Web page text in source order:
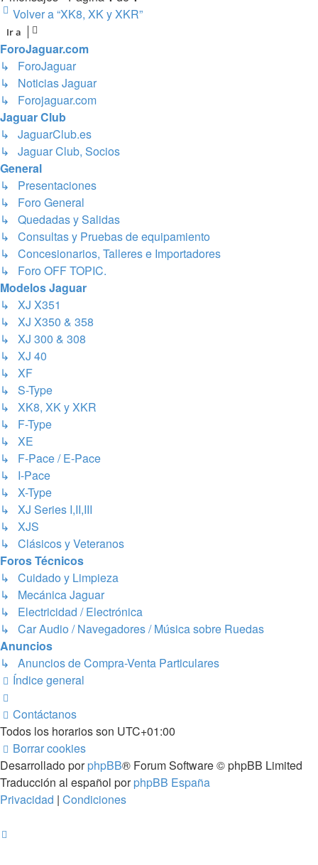
Volver a “XK8, XK y XKR”
Ir a
ForoJaguar.com
↳ ForoJaguar
↳ Noticias Jaguar
↳ Forojaguar.com
Jaguar Club
↳ JaguarClub.es
↳ Jaguar Club, Socios
General
↳ Presentaciones
↳ Foro General
↳ Quedadas y Salidas
↳ Consultas y Pruebas de equipamiento
↳ Concesionarios, Talleres e Importadores
↳ Foro OFF TOPIC.
Modelos Jaguar
↳ XJ X351
↳ XJ X350 & 358
↳ XJ 300 & 308
↳ XJ 40
↳ XF
↳ S-Type
↳ XK8, XK y XKR
↳ F-Type
↳ XE
↳ F-Pace / E-Pace
↳ I-Pace
↳ X-Type
↳ XJ Series I,II,III
↳ XJS
↳ Clásicos y Veteranos
Foros Técnicos
↳ Cuidado y Limpieza
↳ Mecánica Jaguar
↳ Electricidad / Electrónica
↳ Car Audio / Navegadores / Música sobre Ruedas
Anuncios
↳ Anuncios de Compra-Venta Particulares
Índice general
Contáctanos
Todos los horarios son UTC+01:00
Borrar cookies
Desarrollado porphpBB® Forum Software © phpBB Limited
Traducción al español porphpBB España
Privacidad | Condiciones